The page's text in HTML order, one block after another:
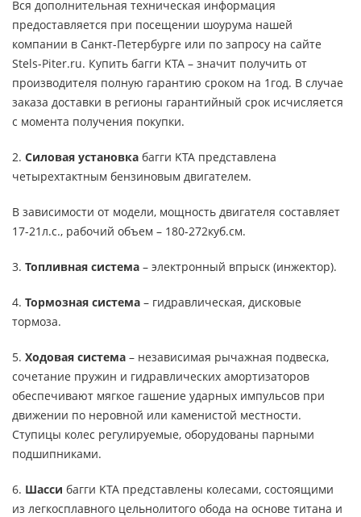
Вся дополнительная техническая информация
предоставляется при посещении шоурума нашей
компании в Санкт-Петербурге или по запросу на сайте
Stels-Piter.ru. Купить багги KTA – значит получить от
производителя полную гарантию сроком на 1год. В случае
заказа доставки в регионы гарантийный срок исчисляется
с момента получения покупки.
2. Силовая установка багги KTA представлена
четырехтактным бензиновым двигателем.
В зависимости от модели, мощность двигателя составляет
17-21л.с., рабочий объем – 180-272куб.см.
3. Топливная система – электронный впрыск (инжектор).
4. Тормозная система – гидравлическая, дисковые
тормоза.
5. Ходовая система – независимая рычажная подвеска,
сочетание пружин и гидравлических амортизаторов
обеспечивают мягкое гашение ударных импульсов при
движении по неровной или каменистой местности.
Ступицы колес регулируемые, оборудованы парными
подшипниками.
6. Шасси багги KTA представлены колесами, состоящими
из легкосплавного цельнолитого обода на основе титана и